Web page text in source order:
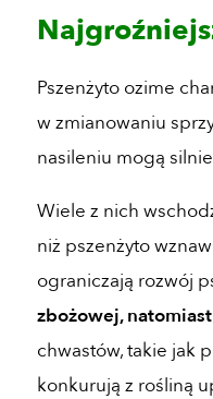
Pszenżyto ozime
w zmianowaniu
nasileniu mogą
Wiele z nich
niż pszenżyto
ograniczają rozwój
zbożowej,
chwastów, takie jak
konkurują z rośliną